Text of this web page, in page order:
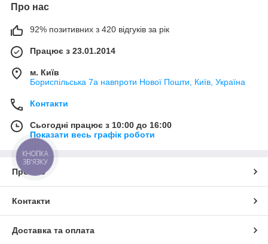
Про нас
92% позитивних з 420 відгуків за рік
Працює з 23.01.2014
м. Київ
Бориспільська 7а навпроти Нової Пошти, Київ, Україна
Контакти
Сьогодні працює з 10:00 до 16:00
Показати весь графік роботи
Про нас
Контакти
Доставка та оплата
КНОПКА
ЗВ'ЯЗКУ